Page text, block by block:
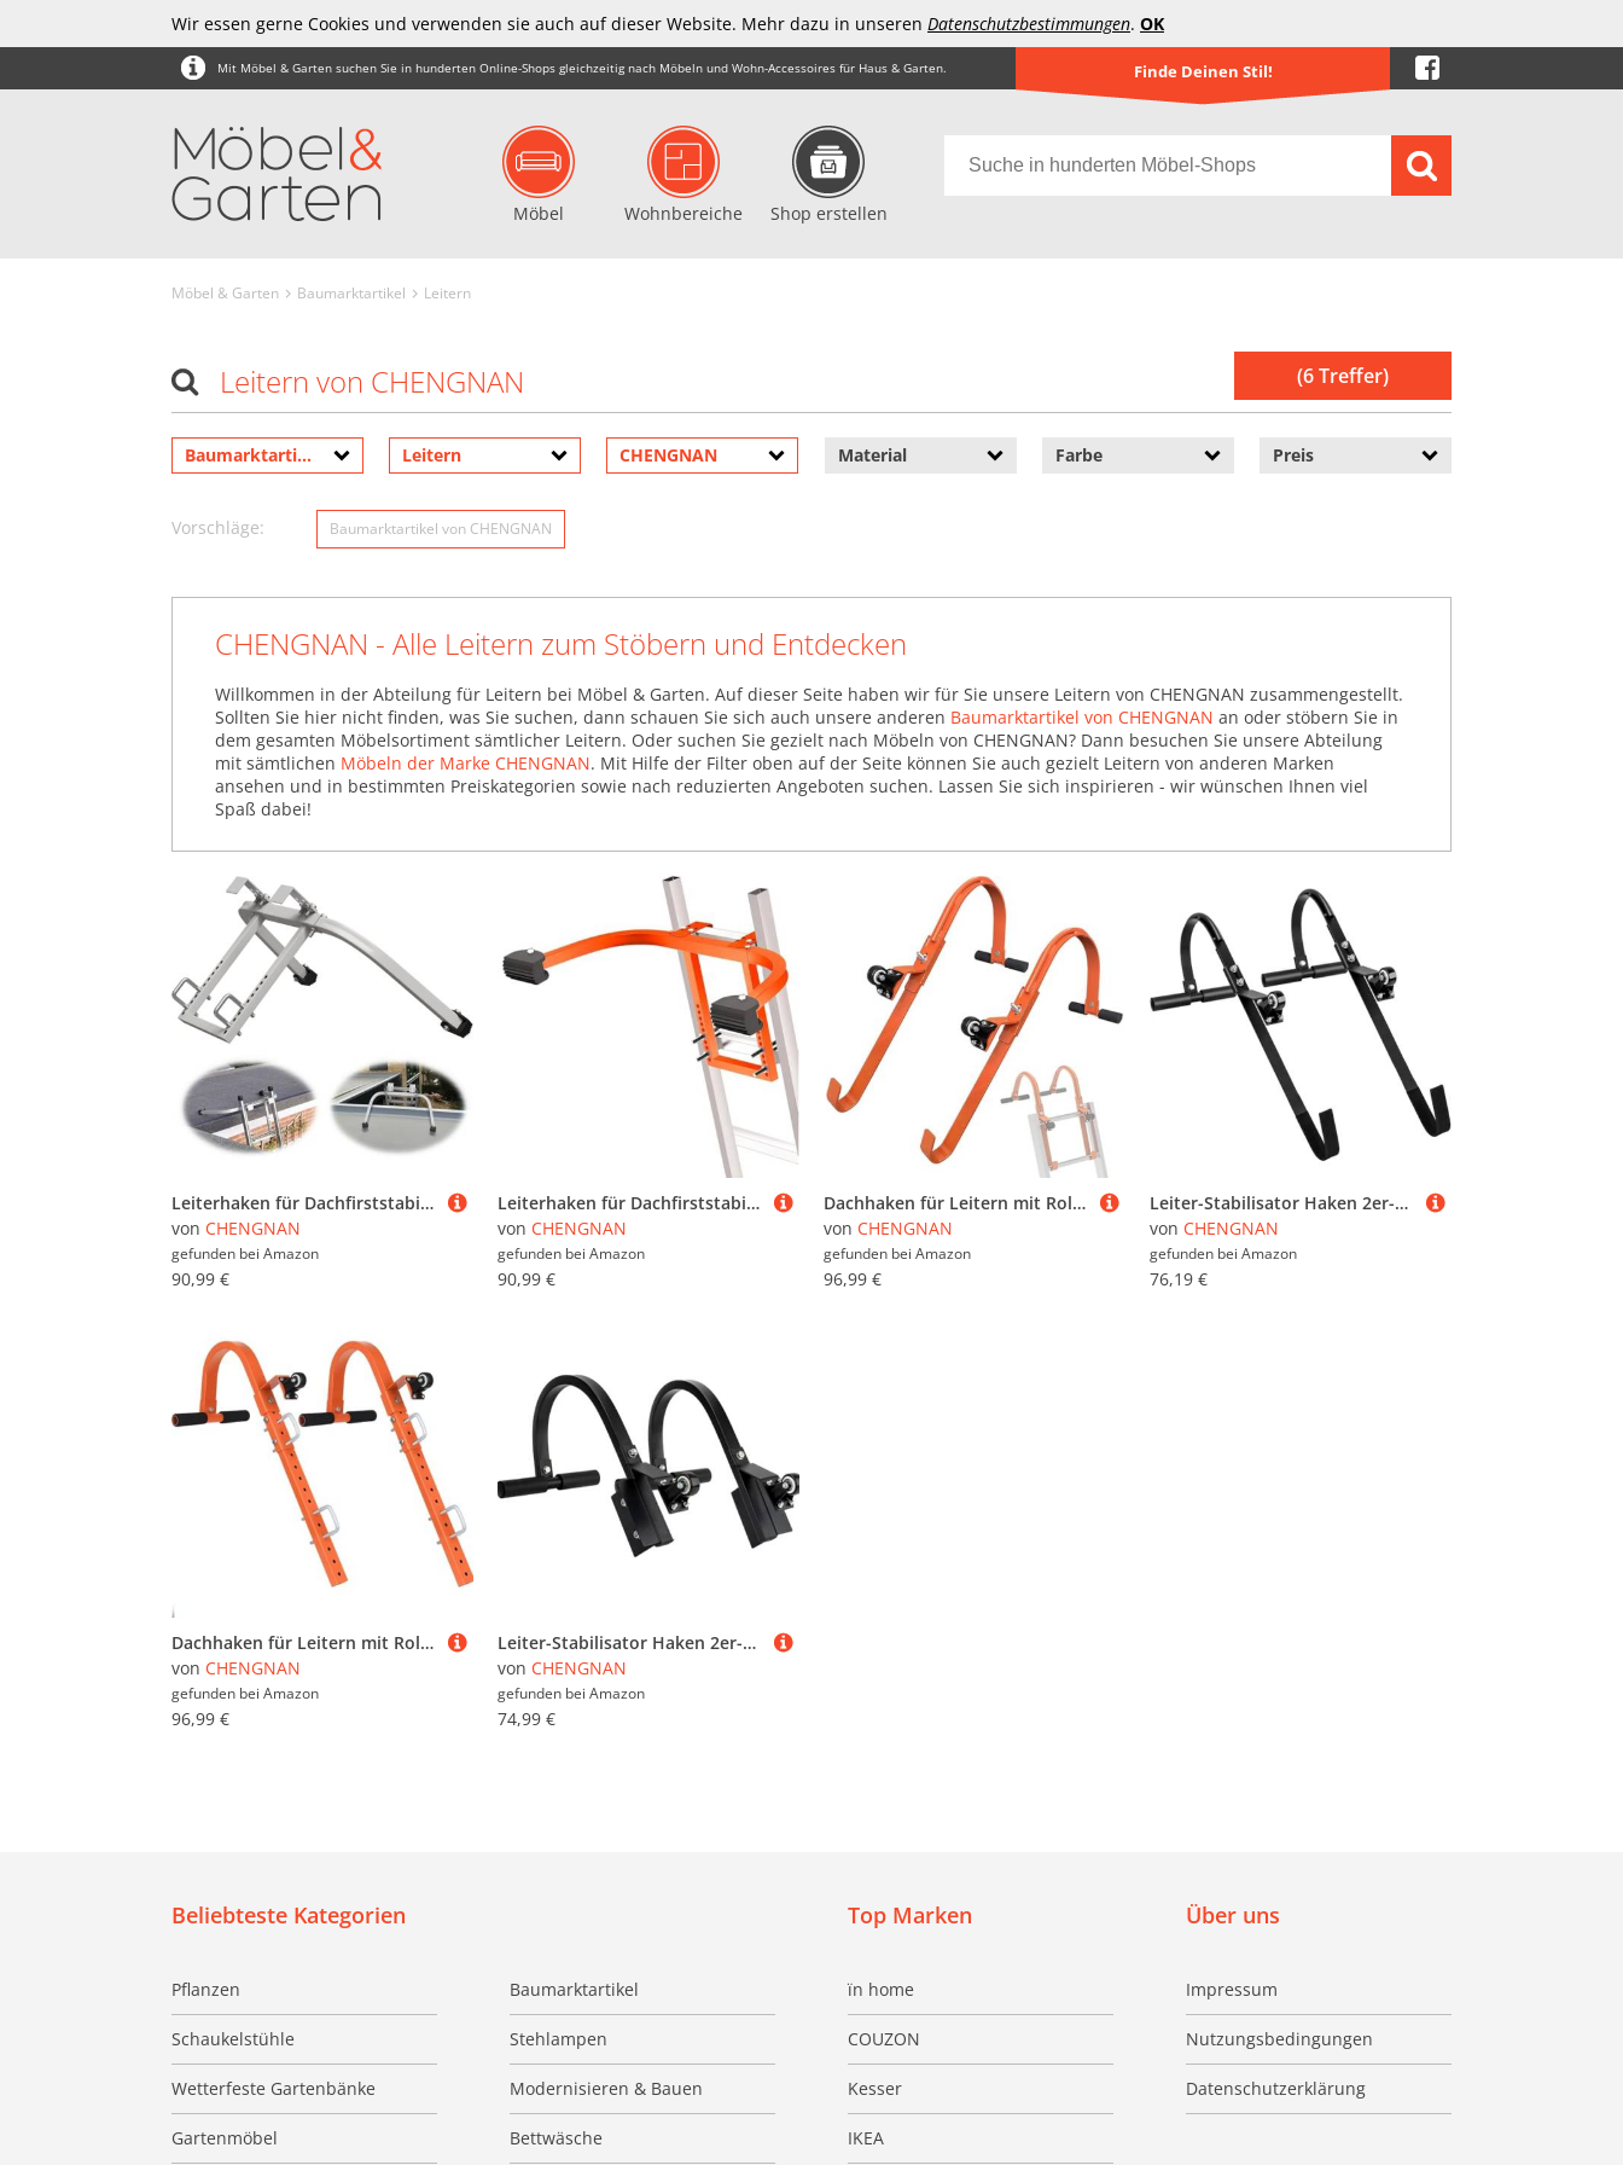
Wir essen gerne Cookies und verwenden sie auch auf dieser Website. Mehr dazu in unseren Datenschutzbestimmungen. OK
Mit Möbel & Garten suchen Sie in hunderten Online-Shops gleichzeitig nach Möbeln und Wohn-Accessoires für Haus & Garten. Finde Deinen Stil!
Möbel Wohnbereiche Shop erstellen
Möbel & Garten Baumarktartikel Leitern
(6 Treffer)
Leitern von CHENGNAN
Baumarktartikel Leitern CHENGNAN Material Farbe Preis
Vorschläge: Baumarktartikel von CHENGNAN
CHENGNAN - Alle Leitern zum Stöbern und Entdecken
Willkommen in der Abteilung für Leitern bei Möbel & Garten. Auf dieser Seite haben wir für Sie unsere Leitern von CHENGNAN zusammengestellt.
Sollten Sie hier nicht finden, was Sie suchen, dann schauen Sie sich auch unsere anderen Baumarktartikel von CHENGNAN an oder stöbern Sie in
dem gesamten Möbelsortiment sämtlicher Leitern. Oder suchen Sie gezielt nach Möbeln von CHENGNAN? Dann besuchen Sie unsere Abteilung
mit sämtlichen Möbeln der Marke CHENGNAN. Mit Hilfe der Filter oben auf der Seite können Sie auch gezielt Leitern von anderen Marken
ansehen und in bestimmten Preiskategorien sowie nach reduzierten Angeboten suchen. Lassen Sie sich inspirieren - wir wünschen Ihnen viel
Spaß dabei!
Leiterhaken für Dachfirststabilisator Hochleistungsstahl Schnellmontage Sicherheitszubehör gray
von CHENGNAN
gefunden bei Amazon
90,99 €
Leiterhaken für Dachfirststabilisator Hochleistungsstahl Schnellmontage Sicherheitszubehör yellow
von CHENGNAN
gefunden bei Amazon
90,99 €
Dachhaken für Leitern mit Rollen Schweres Stahl Dachfirst Stabilisator Verstellbarer Abstandshalter T-Griff Gummi Dachrinnen Schutz B
von CHENGNAN
gefunden bei Amazon
96,99 €
Leiter-Stabilisator Haken 2er-Set Universeller Dach-Leiterstabilisator mit 1.4m Verlängerungsarm Rutschfesten Gummipolstern Schweres Leiter-Sicherheitszubehör Long
von CHENGNAN
gefunden bei Amazon
76,19 €
Dachhaken für Leitern mit Rollen Schweres Stahl Dachfirst Stabilisator Verstellbarer Abstandshalter T-Griff Gummi Dachrinnen Schutz A
von CHENGNAN
gefunden bei Amazon
96,99 €
Leiter-Stabilisator Haken 2er-Set Universeller Dach-Leiterstabilisator mit 1.4m Verlängerungsarm Rutschfesten Gummipolstern Schweres Leiter-Sicherheitszubehör Short
von CHENGNAN
gefunden bei Amazon
74,99 €
Über uns
Impressum
Nutzungsbedingungen
Datenschutzerklärung
Beliebteste Kategorien
Pflanzen Baumarktartikel
Schaukelstühle Stehlampen
Wetterfeste Gartenbänke Modernisieren & Bauen
Gartenmöbel Bettwäsche
Top Marken
ïn home
COUZON
Kesser
IKEA